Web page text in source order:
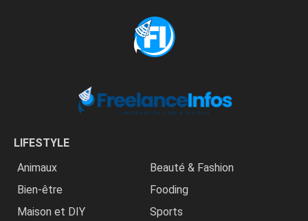
LIFESTYLE
Animaux
Beauté & Fashion
Bien-être
Fooding
Maison et DIY
Sports